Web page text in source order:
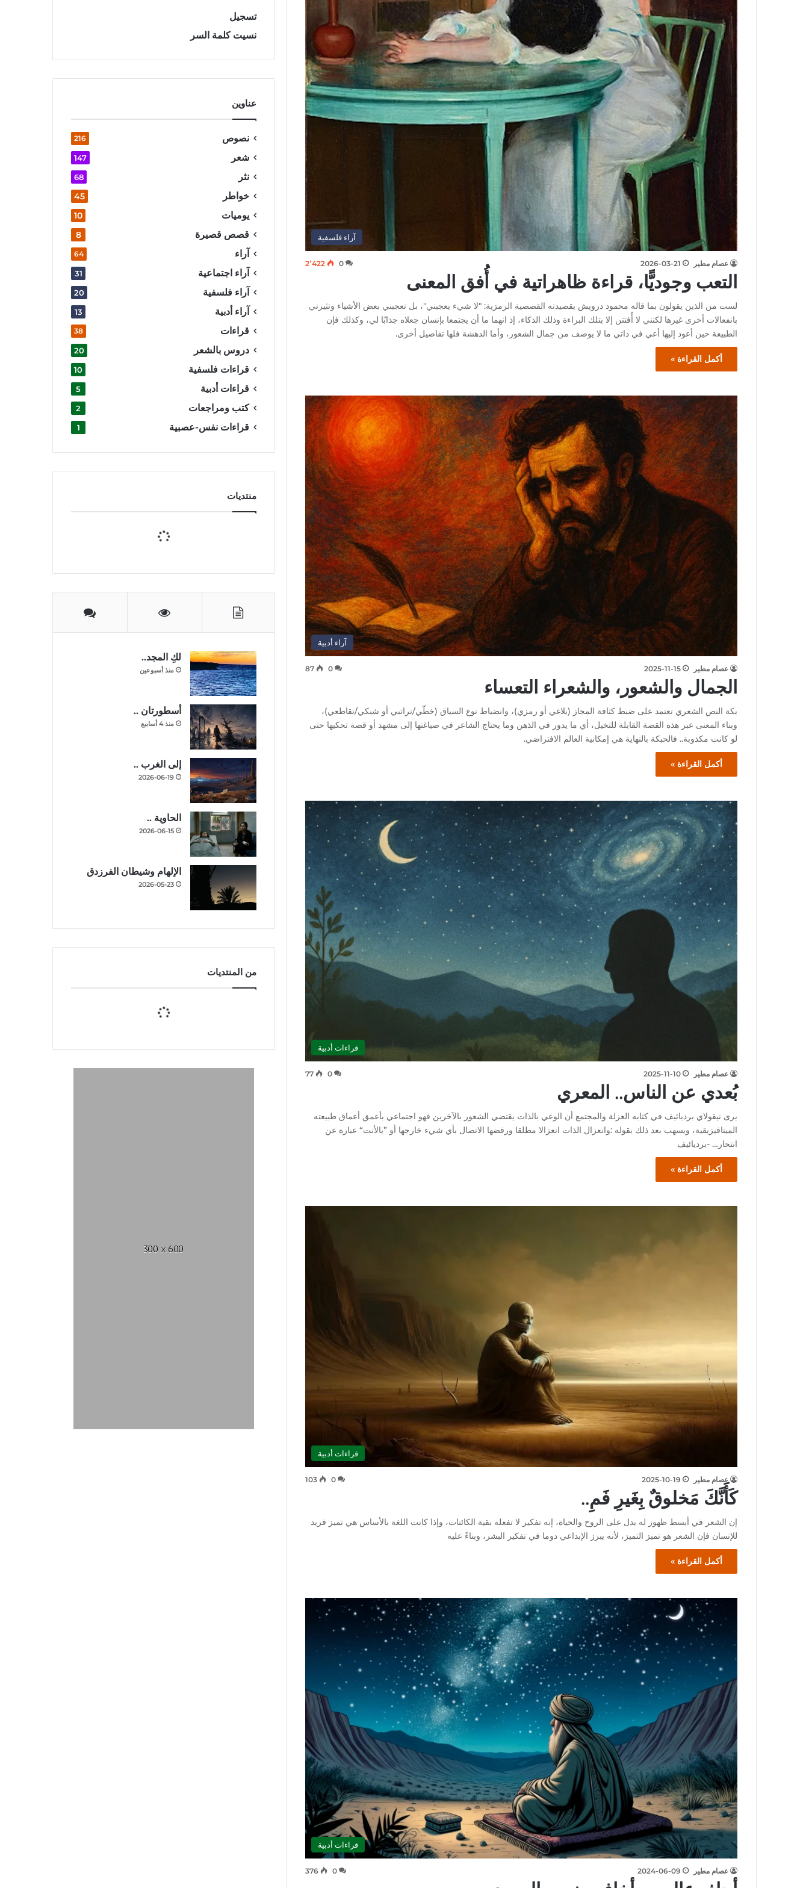
آراء فلسفية
عصام مطير 2026-03-21
0 2٬422
التعب وجوديًّا، قراءة ظاهراتية في أُفق المعنى
لست من الذين يقولون بما قاله محمود درويش بقصيدته القصصية الرمزية: "لا شيء يعجبني"، بل تعجبني بعض الأشياء وتثيرني
بانفعالات أخرى غيرها لكنني لا أُفتتن إلا بتلك البراءة وذلك الذكاء، إذ انهما ما أن يجتمعا بإنسان جعلاه جذابًا لي، وكذلك فإن
الطبيعة حين أعود إليها أعي في ذاتي ما لا يوصف من جمال الشعور، وأما الدهشة فلها تفاصيل أخرى.
أكمل القراءة »
آراء أدبية
عصام مطير 2025-11-15
0
87
الجمال والشعور، والشعراء التعساء
بكة النص الشعري تعتمد على ضبط كثافة المجاز (بلاغي أو رمزي)، وانضباط نوع السياق (خطّي/تراتبي أو شبكي/تقاطعي)،
وبناء المعنى عبر هذه القصة القابلة للتخيل، أي ما يدور في الذهن وما يحتاج الشاعر في صياغتها إلى مشهد أو قصة تحكيها حتى
لو كانت مكذوبة.. فالحبكة بالنهاية هي إمكانية العالم الافتراضي.
أكمل القراءة »
قراءات أدبية
عصام مطير 2025-11-10
0
77
بُعدي عن الناس.. المعري
يرى نيقولاي برديائيف في كتابه العزلة والمجتمع أن الوعي بالذات يقتضي الشعور بالآخرين فهو اجتماعي بأعمق أعماق طبيعته
الميتافيزيقية، ويسهب بعد ذلك بقوله :وانعزال الذات انعزالا مطلقا ورفضها الاتصال بأي شيء خارجها أو ”بالأنت“ عبارة عن
انتحار… -برديائيف
أكمل القراءة »
قراءات أدبية
عصام مطير 2025-10-19
0
103
كَأَنَّكَ مَخلوقٌ بِغَيرِ فَمِ..
إن الشعر في أبسط ظهور له يدل على الروح والحياة، إنه تفكير لا تفعله بقية الكائنات، وإذا كانت اللغة بالأساس هي تميز فريد
للإنسان فإن الشعر هو تميز التميز، لأنه يبرز الإبداعي دوما في تفكير البشر، وبناءً عليه
أكمل القراءة »
قراءات أدبية
عصام مطير 2024-06-09
0
376
تسجيل
نسيت كلمة السر
عناوين
نصوص 216
شعر 147
نثر 68
خواطر 45
يوميات 10
قصص قصيرة 8
آراء 64
آراء اجتماعية 31
آراء فلسفية 20
آراء أدبية 13
قراءات 38
دروس بالشعر 20
قراءات فلسفية 10
قراءات أدبية 5
كتب ومراجعات 2
قراءات نفس-عصبية 1
منتديات
لكِ المجد..
منذ أسبوعين
أسطورتان ..
منذ 4 أسابيع
إلى الغرب ..
2026-06-19
الحاوية ..
2026-06-15
الإلهام وشيطان الفرزدق
2026-05-23
من المنتديات